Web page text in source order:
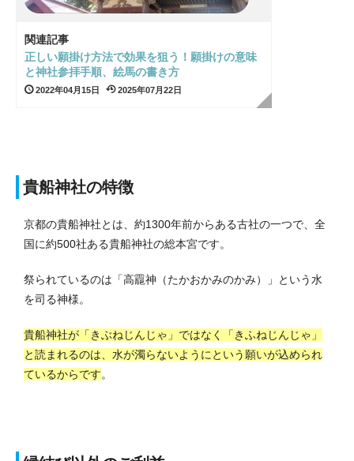
関連記事
正しい願掛け方法で効果を狙う！願掛けの意味
と神社参拝手順、絵馬の書き方
2022年04月15日 2025年07月22日
貴船神社の特徴
京都の貴船神社とは、約1300年前からある古社の一つで、全
国に約500社ある貴船神社の総本宮です。
祭られているのは「高龗神（たかおかみのかみ）」という水
を司る神様。
貴船神社が「きぶねじんじゃ」ではなく「きふねじんじゃ」
と読まれるのは、水が濁らないようにという願いが込められ
ているからです。